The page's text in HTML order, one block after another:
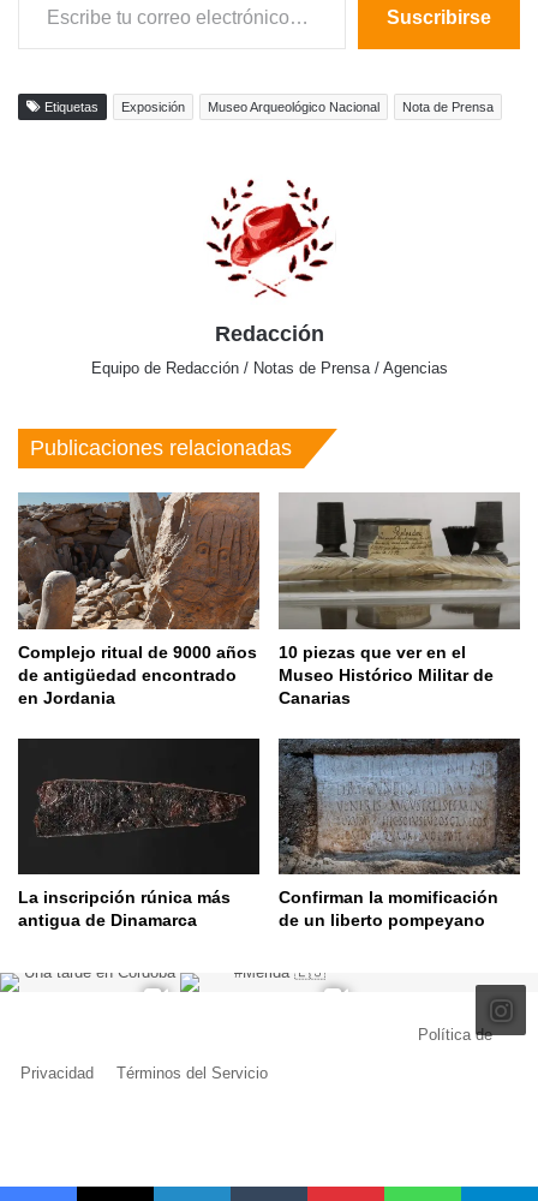
Suscribirse
Etiquetas Exposición Museo Arqueológico Nacional Nota de Prensa
Redacción
Equipo de Redacción / Notas de Prensa / Agencias
Publicaciones relacionadas
Complejo ritual de 9000 años
de antigüedad encontrado
en Jordania
10 piezas que ver en el
Museo Histórico Militar de
Canarias
La inscripción rúnica más
antigua de Dinamarca
Confirman la momificación
de un liberto pompeyano
Política de
Privacidad Términos del Servicio
Me